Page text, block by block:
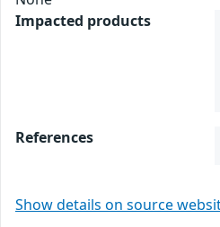
Impacted products
References
Show details on source